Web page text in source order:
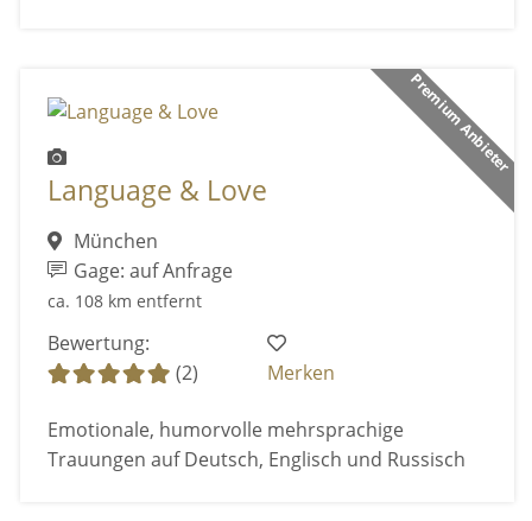
Premium Anbieter
Language & Love
München
Gage: auf Anfrage
ca. 108 km entfernt
Bewertung:
(2)
Merken
Emotionale, humorvolle mehrsprachige
Trauungen auf Deutsch, Englisch und Russisch